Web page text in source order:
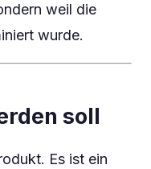
weil die
wurde.
soll
Es ist ein